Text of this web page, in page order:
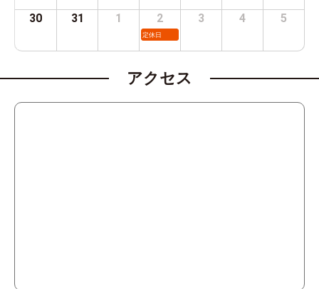
30 31 1 2
定休日
3 4 5
アクセス